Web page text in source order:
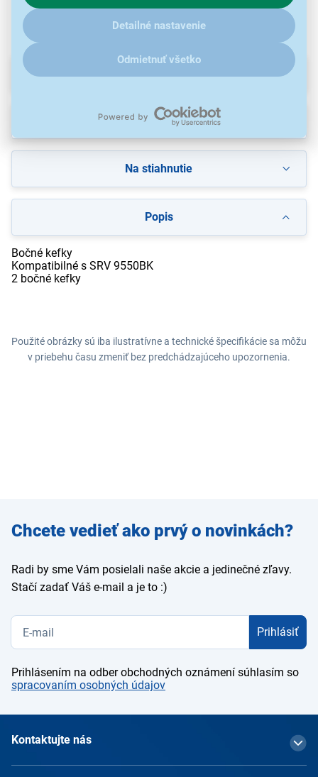
ďalšími údaji pracujeme, kliknitesem.
Detailné nastavenie
Odmietnuť všetko
Popis
Bočné kefky
Kompatibilné s SRV 9550BK
2 bočné kefky
Recenzie
Na stiahnutie
Použité obrázky sú iba ilustratívne a technické špecifikácie sa môžu
v priebehu času zmeniť bez predchádzajúceho upozornenia.
Zadajte
e-mail
Chcete vedieť ako prvý o novinkách?
Radi by sme Vám posielali naše akcie a jedinečné zľavy.
Stačí zadať Váš e-mail a je to :)
Prihlásiť
Prihlásením na odber obchodných oznámení súhlasím so
spracovaním osobných údajov
Kontaktujte nás